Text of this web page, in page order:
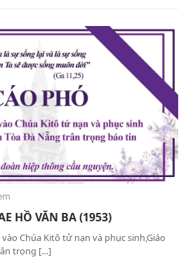
HỒ VĂN BA (1953)
Chúa Kitô tử nạn và phục sinh,Giáo
trọng […]